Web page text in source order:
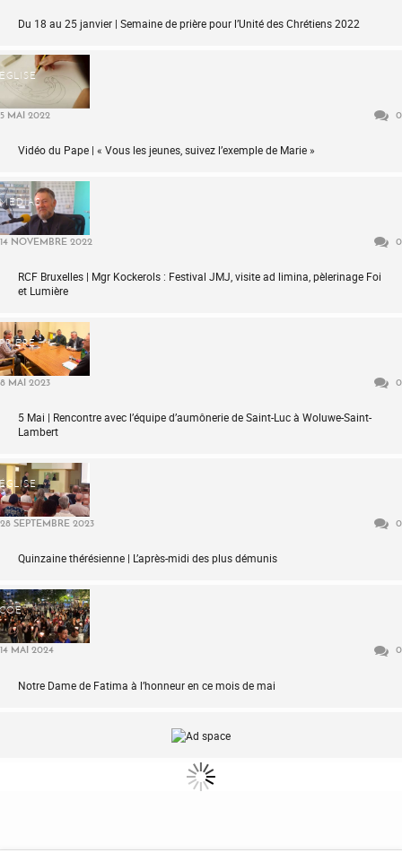
Du 18 au 25 janvier | Semaine de prière pour l’Unité des Chrétiens 2022
ÉGLISE
5 MAI 2022 0
Vidéo du Pape | « Vous les jeunes, suivez l’exemple de Marie »
MÉDIAS
14 NOVEMBRE 2022 0
RCF Bruxelles | Mgr Kockerols : Festival JMJ, visite ad limina, pèlerinage Foi
et Lumière
PRIÈRE
8 MAI 2023 0
5 Mai | Rencontre avec l’équipe d’aumônerie de Saint-Luc à Woluwe-Saint-
Lambert
ÉGLISE
28 SEPTEMBRE 2023 0
Quinzaine thérésienne | L’après-midi des plus démunis
COE
14 MAI 2024 0
Notre Dame de Fatima à l’honneur en ce mois de mai